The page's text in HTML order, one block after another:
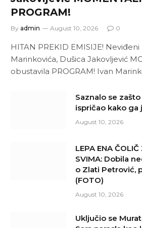
PROGRAM!
By admin August 10, 2026 0
HITAN PREKID EMISIJE!
Marinkovića, Dušica Jakovljević
obustavila PROGRAM! Ivan
Saznalo se
ispričao kako ga
August 10, 2026
LEPA ENA
SVIMA: Dobila
o Zlati Petrović,
(FOTO)
August 10, 2026
Uključio se